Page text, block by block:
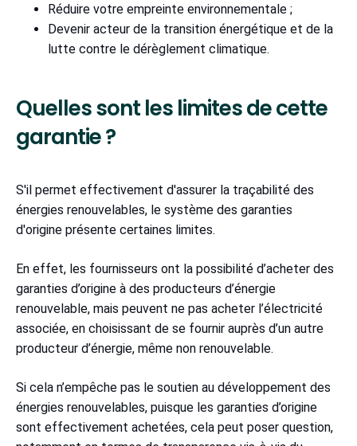
Réduire votre empreinte environnementale ;
Devenir acteur de la transition énergétique et de la
lutte contre le dérèglement climatique.
Quelles sont les limites de cette
garantie ?
S'il permet effectivement d'assurer la traçabilité des
énergies renouvelables, le système des garanties
d'origine présente certaines limites.
En effet, les fournisseurs ont la possibilité d’acheter des
garanties d’origine à des producteurs d’énergie
renouvelable, mais peuvent ne pas acheter l’électricité
associée, en choisissant de se fournir auprès d’un autre
producteur d’énergie, même non renouvelable.
Si cela n’empêche pas le soutien au développement des
énergies renouvelables, puisque les garanties d’origine
sont effectivement achetées, cela peut poser question,